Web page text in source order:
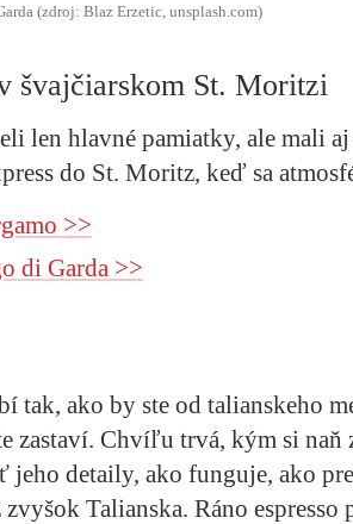
(zdroj: Blaz Erzetic, unsplash.com)
švajčiarskom St. Moritzi
len hlavné pamiatky, ale mali
do St. Moritz, keď sa
>>
di Garda >>
tak, ako by ste od talianskeho
zastaví. Chvíľu trvá, kým si naň
jeho detaily, ako funguje, ako
Talianska. Ráno espresso